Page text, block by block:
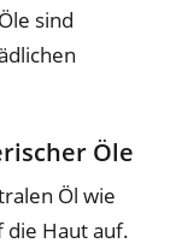
sind
Öle
Öl wie
die Haut auf.